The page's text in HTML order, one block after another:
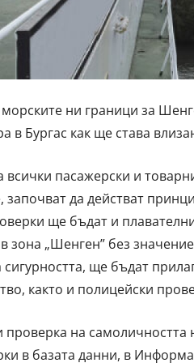
морските ни граници за
в Бургас как ще става
всички пасажерски и
започват да действат
ще бъдат и
зона „Шенген” без
сигурността, ще бъдат
както и полицейски
на самоличността
в базата данни, в